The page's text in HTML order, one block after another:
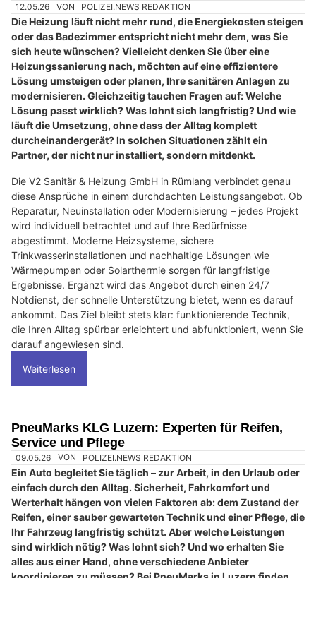
12.05.26 VON POLIZEI.NEWS REDAKTION
Die Heizung läuft nicht mehr rund, die Energiekosten steigen
oder das Badezimmer entspricht nicht mehr dem, was Sie
sich heute wünschen? Vielleicht denken Sie über eine
Heizungssanierung nach, möchten auf eine effizientere
Lösung umsteigen oder planen, Ihre sanitären Anlagen zu
modernisieren. Gleichzeitig tauchen Fragen auf: Welche
Lösung passt wirklich? Was lohnt sich langfristig? Und wie
läuft die Umsetzung, ohne dass der Alltag komplett
durcheinandergerät? In solchen Situationen zählt ein
Partner, der nicht nur installiert, sondern mitdenkt.
Die V2 Sanitär & Heizung GmbH in Rümlang verbindet genau
diese Ansprüche in einem durchdachten Leistungsangebot. Ob
Reparatur, Neuinstallation oder Modernisierung – jedes Projekt
wird individuell betrachtet und auf Ihre Bedürfnisse
abgestimmt. Moderne Heizsysteme, sichere
Trinkwasserinstallationen und nachhaltige Lösungen wie
Wärmepumpen oder Solarthermie sorgen für langfristige
Ergebnisse. Ergänzt wird das Angebot durch einen 24/7
Notdienst, der schnelle Unterstützung bietet, wenn es darauf
ankommt. Das Ziel bleibt stets klar: funktionierende Technik,
die Ihren Alltag spürbar erleichtert und abfunktioniert, wenn Sie
darauf angewiesen sind.
Weiterlesen
PneuMarks KLG Luzern: Experten für Reifen,
Service und Pflege
09.05.26 VON POLIZEI.NEWS REDAKTION
Ein Auto begleitet Sie täglich – zur Arbeit, in den Urlaub oder
einfach durch den Alltag. Sicherheit, Fahrkomfort und
Werterhalt hängen von vielen Faktoren ab: dem Zustand der
Reifen, einer sauber gewarteten Technik und einer Pflege, die
Ihr Fahrzeug langfristig schützt. Aber welche Leistungen
sind wirklich nötig? Was lohnt sich? Und wo erhalten Sie
alles aus einer Hand, ohne verschiedene Anbieter
koordinieren zu müssen? Bei PneuMarks in Luzern finden